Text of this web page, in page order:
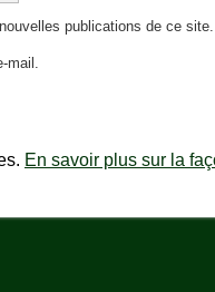
publications de ce site.
mail.
En savoir plus sur la